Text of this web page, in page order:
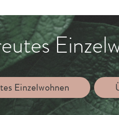
Einzelwohnen